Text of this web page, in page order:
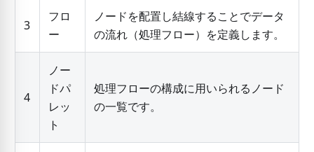
3
フロ
ー
ノードを配置し結線することでデータ
の流れ（処理フロー）を定義します。
4
ノー
ドパ
レッ
ト
処理フローの構成に用いられるノード
の一覧です。